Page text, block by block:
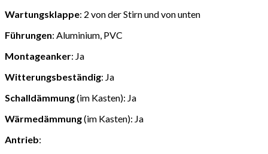
Wartungsklappe: 2 von der Stirn und von unten
Führungen: Aluminium, PVC
Montageanker: Ja
Witterungsbeständig: Ja
Schalldämmung(im Kasten): Ja
Wärmedämmung(im Kasten): Ja
Antrieb: